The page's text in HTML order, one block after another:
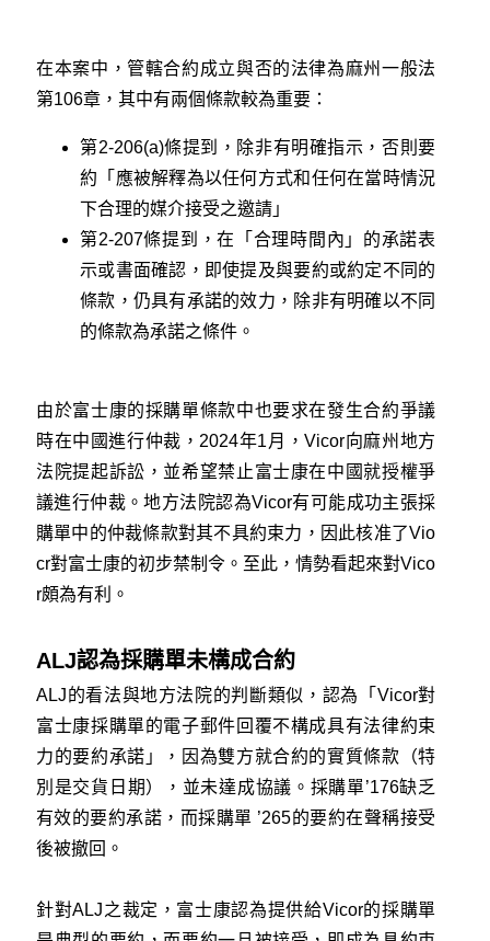
在本案中，管轄合約成立與否的法律為麻州一般法
第106章，其中有兩個條款較為重要：
第2-206(a)條提到，除非有明確指示，否則要
約「應被解釋為以任何方式和任何在當時情況
下合理的媒介接受之邀請」
第2-207條提到，在「合理時間內」的承諾表
示或書面確認，即使提及與要約或約定不同的
條款，仍具有承諾的效力，除非有明確以不同
的條款為承諾之條件。
由於富士康的採購單條款中也要求在發生合約爭議
時在中國進行仲裁，2024年1月，Vicor向麻州地方
法院提起訴訟，並希望禁止富士康在中國就授權爭
議進行仲裁。地方法院認為Vicor有可能成功主張採
購單中的仲裁條款對其不具約束力，因此核准了Vio
cr對富士康的初步禁制令。至此，情勢看起來對Vico
r頗為有利。
ALJ認為採購單未構成合約
ALJ的看法與地方法院的判斷類似，認為「Vicor對
富士康採購單的電子郵件回覆不構成具有法律約束
力的要約承諾」，因為雙方就合約的實質條款（特
別是交貨日期），並未達成協議。採購單’176缺乏
有效的要約承諾，而採購單 ’265的要約在聲稱接受
後被撤回。
針對ALJ之裁定，富士康認為提供給Vicor的採購單